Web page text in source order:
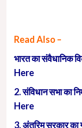
Read Also –
भारत का
Here
2. संविधान सभा का
Here
3. अंतरिम